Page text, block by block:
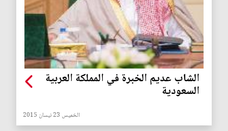
الشاب عديم الخبرة في المملكة العربية
السعودية
الخميس 23 نيسان 2015